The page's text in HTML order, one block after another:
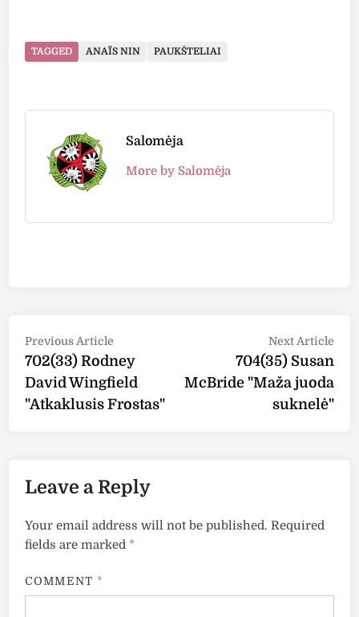
TAGGED ANAÏS NIN PAUKŠTELIAI
Salomėja
More by Salomėja
Post
navigation
Previous Article
article:
702(33) Rodney
David Wingfield
"Atkaklusis Frostas"
Next Article
704(35) Susan
McBride "Maža juoda
suknelė"
Leave a Reply
Your email address will not be published. Required
fields are marked *
COMMENT *